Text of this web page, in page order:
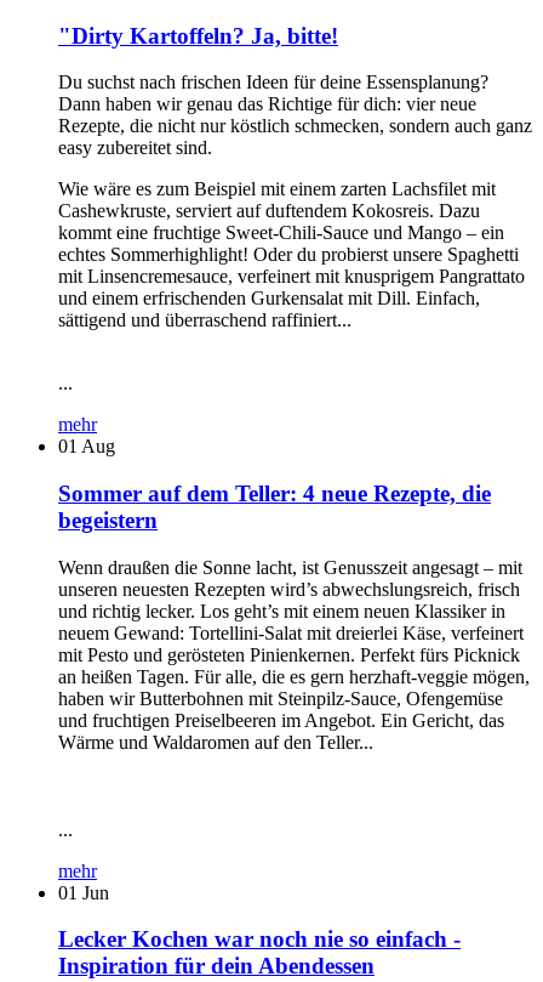
"Dirty Kartoffeln? Ja, bitte!
Du suchst nach frischen Ideen für deine Essensplanung?
Dann haben wir genau das Richtige für dich: vier neue
Rezepte, die nicht nur köstlich schmecken, sondern auch ganz
easy zubereitet sind.
Wie wäre es zum Beispiel mit einem zarten Lachsfilet mit
Cashewkruste, serviert auf duftendem Kokosreis. Dazu
kommt eine fruchtige Sweet-Chili-Sauce und Mango – ein
echtes Sommerhighlight! Oder du probierst unsere Spaghetti
mit Linsencremesauce, verfeinert mit knusprigem Pangrattato
und einem erfrischenden Gurkensalat mit Dill. Einfach,
sättigend und überraschend raffiniert...
...
mehr
01 Aug
Sommer auf dem Teller: 4 neue Rezepte, die
begeistern
Wenn draußen die Sonne lacht, ist Genusszeit angesagt – mit
unseren neuesten Rezepten wird’s abwechslungsreich, frisch
und richtig lecker. Los geht’s mit einem neuen Klassiker in
neuem Gewand: Tortellini-Salat mit dreierlei Käse, verfeinert
mit Pesto und gerösteten Pinienkernen. Perfekt fürs Picknick
an heißen Tagen. Für alle, die es gern herzhaft-veggie mögen,
haben wir Butterbohnen mit Steinpilz-Sauce, Ofengemüse
und fruchtigen Preiselbeeren im Angebot. Ein Gericht, das
Wärme und Waldaromen auf den Teller...
...
mehr
01 Jun
Lecker Kochen war noch nie so einfach -
Inspiration für dein Abendessen